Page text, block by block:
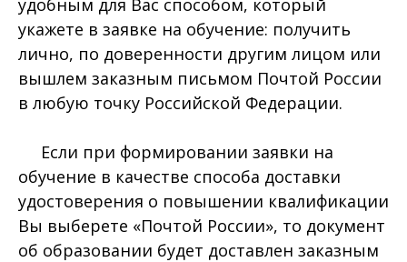
удобным для Вас способом, который
укажете в заявке на обучение: получить
лично, по доверенности другим лицом или
вышлем заказным письмом Почтой России
в любую точку Российской Федерации.
Если при формировании заявки на
обучение в качестве способа доставки
удостоверения о повышении квалификации
Вы выберете «Почтой России», то документ
об образовании будет доставлен заказным